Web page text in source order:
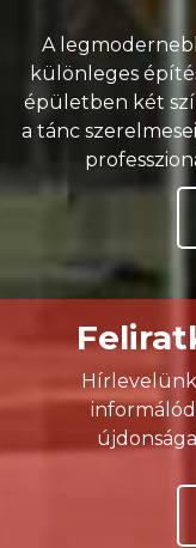
A
különleges
épületben két
a tánc